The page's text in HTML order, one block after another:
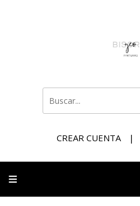
CREAR CUENTA